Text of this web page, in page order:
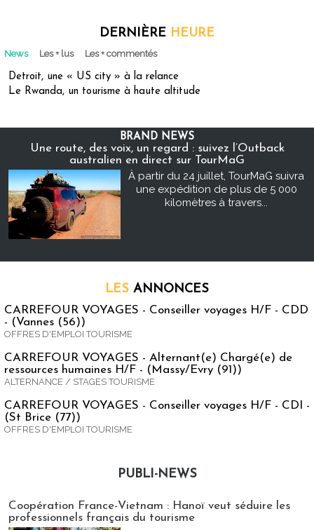
DERNIÈRE HEURE
News Les + lus Les + commentés
Detroit, une « US city » à la relance
Le Rwanda, un tourisme à haute altitude
BRAND NEWS
Une route, des voix, un regard : suivez l’Outback
australien en direct sur TourMaG
À partir du 24 juillet, TourMaG suivra
une expédition de plus de 5 000
kilomètres à travers...
LES ANNONCES
CARREFOUR VOYAGES - Conseiller voyages H/F - CDD
- (Vannes (56))
OFFRES D'EMPLOI TOURISME
CARREFOUR VOYAGES - Alternant(e) Chargé(e) de
ressources humaines H/F - (Massy/Evry (91))
ALTERNANCE / STAGES TOURISME
CARREFOUR VOYAGES - Conseiller voyages H/F - CDI -
(St Brice (77))
OFFRES D'EMPLOI TOURISME
PUBLI-NEWS
Coopération France-Vietnam : Hanoï veut séduire les
professionnels français du tourisme